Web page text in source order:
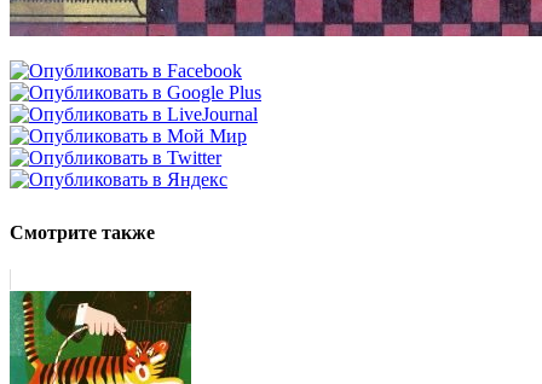
Смотрите также